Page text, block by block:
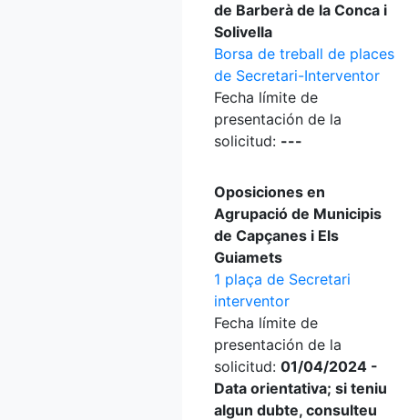
de Barberà de la Conca i
Solivella
Borsa de treball de places
de Secretari-Interventor
Fecha límite de
presentación de la
solicitud: ---
Oposiciones en
Agrupació de Municipis
de Capçanes i Els
Guiamets
1 plaça de Secretari
interventor
Fecha límite de
presentación de la
solicitud: 01/04/2024 -
Data orientativa; si teniu
algun dubte, consulteu